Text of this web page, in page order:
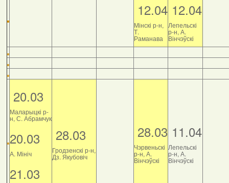
12.04
Мінскі р-н,
Т.
Раманава
12.04
Лепельскі
р-н, А.
Вінчэўскі
20.03
Маларыцкі р-
н, С. Абрамчук
20.03
А. Мініч
21.03
28.03
Гродзенскі р-н,
Дз. Якубовіч
28.03
Чэрвеньскі
р-н, А.
Вінчэўскі
11.04
Лепельскі
р-н, А.
Вінчэўскі